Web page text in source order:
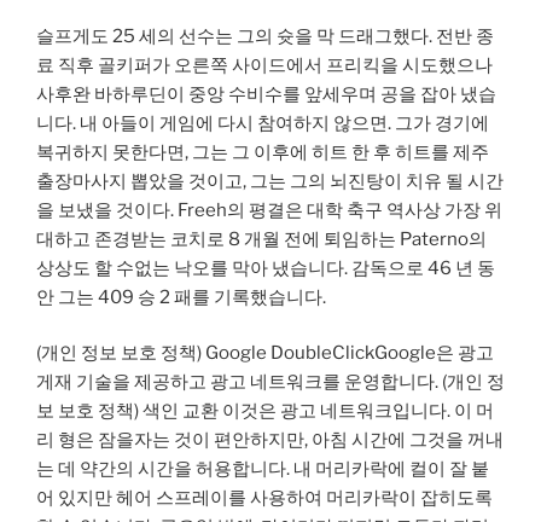
슬프게도 25 세의 선수는 그의 슛을 막 드래그했다. 전반 종
료 직후 골키퍼가 오른쪽 사이드에서 프리킥을 시도했으나
사후완 바하루딘이 중앙 수비수를 앞세우며 공을 잡아 냈습
니다. 내 아들이 게임에 다시 참여하지 않으면. 그가 경기에
복귀하지 못한다면, 그는 그 이후에 히트 한 후 히트를 제주
출장마사지 뽑았을 것이고, 그는 그의 뇌진탕이 치유 될 시간
을 보냈을 것이다. Freeh의 평결은 대학 축구 역사상 가장 위
대하고 존경받는 코치로 8 개월 전에 퇴임하는 Paterno의
상상도 할 수없는 낙오를 막아 냈습니다. 감독으로 46 년 동
안 그는 409 승 2 패를 기록했습니다.
(개인 정보 보호 정책) Google DoubleClickGoogle은 광고
게재 기술을 제공하고 광고 네트워크를 운영합니다. (개인 정
보 보호 정책) 색인 교환 이것은 광고 네트워크입니다. 이 머
리 형은 잠을자는 것이 편안하지만, 아침 시간에 그것을 꺼내
는 데 약간의 시간을 허용합니다. 내 머리카락에 컬이 잘 붙
어 있지만 헤어 스프레이를 사용하여 머리카락이 잡히도록